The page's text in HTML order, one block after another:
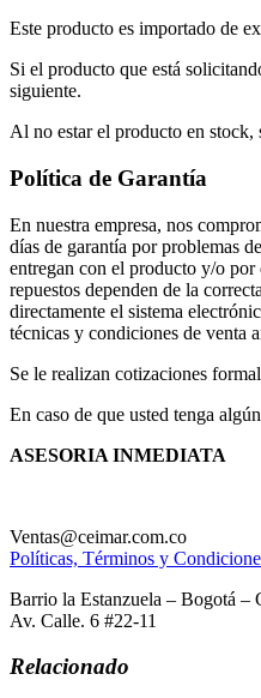
Este producto es importado de
Si el producto que está
siguiente.
Al no estar el producto en
Política de Garantía
En nuestra empresa, nos
días de garantía por problemas
entregan con el producto y/o por
repuestos dependen de la
directamente el sistema
técnicas y condiciones de venta
Se le realizan cotizaciones
En caso de que usted tenga
ASESORIA INMEDIATA
Ventas@ceimar.com.co
Políticas, Términos y
Barrio la Estanzuela – Bogotá –
Av. Calle. 6 #22-11
Relacionado